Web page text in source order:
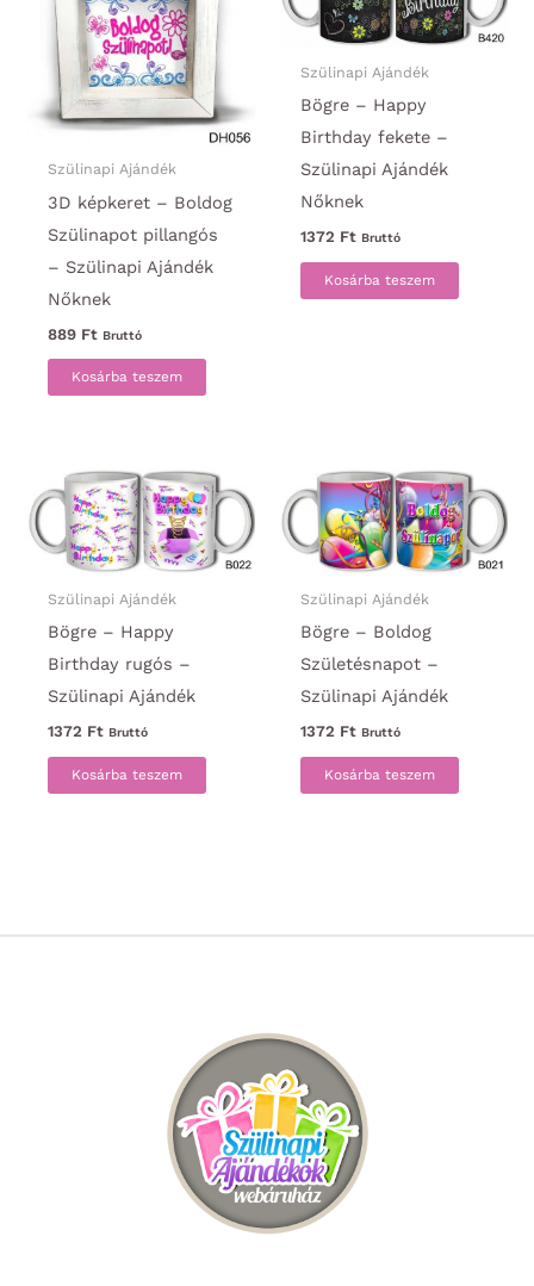
Szülinapi Ajándék
3D képkeret – Boldog
Szülinapot pillangós
– Szülinapi Ajándék
Nőknek
889 Ft Bruttó
Kosárba teszem
Szülinapi Ajándék
Bögre – Happy
Birthday fekete –
Szülinapi Ajándék
Nőknek
1372 Ft Bruttó
Kosárba teszem
Szülinapi Ajándék
Bögre – Happy
Birthday rugós –
Szülinapi Ajándék
1372 Ft Bruttó
Kosárba teszem
Szülinapi Ajándék
Bögre – Boldog
Születésnapot –
Szülinapi Ajándék
1372 Ft Bruttó
Kosárba teszem